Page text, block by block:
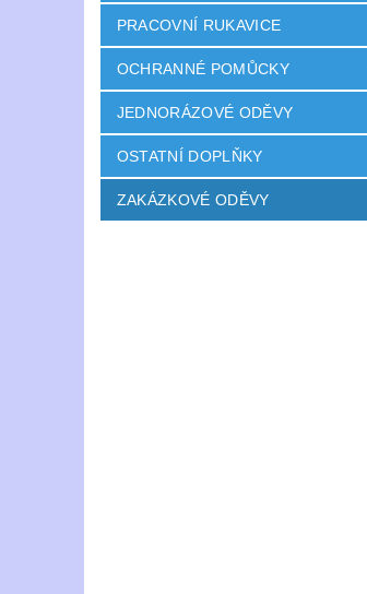
PRACOVNÍ RUKAVICE
OCHRANNÉ POMŮCKY
JEDNORÁZOVÉ ODĚVY
OSTATNÍ DOPLŇKY
ZAKÁZKOVÉ ODĚVY